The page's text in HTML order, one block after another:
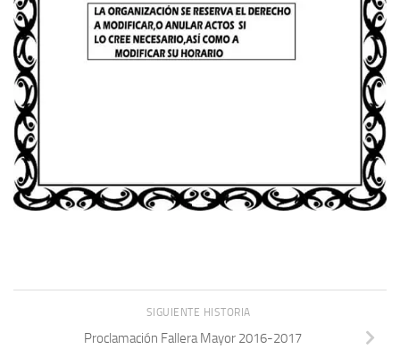
SIGUIENTE HISTORIA
Proclamación Fallera Mayor 2016-2017